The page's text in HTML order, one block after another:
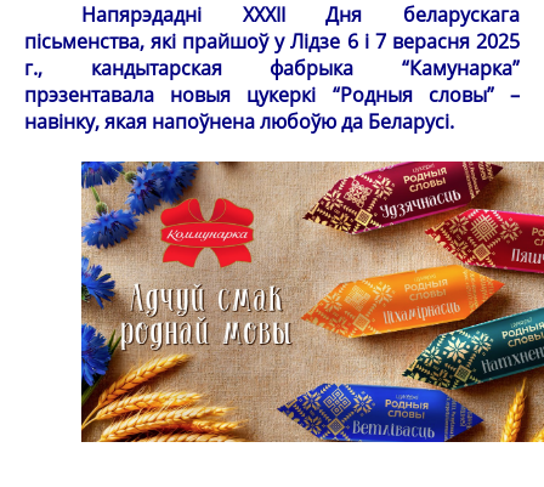
Напярэдадні XXXII Дня беларускага
пісьменства, які прайшоў у Лідзе 6 і 7 верасня 2025
г., кандытарская фабрыка “Камунарка”
прэзентавала новыя цукеркі “Родныя словы” –
навінку, якая напоўнена любоўю да Беларусі.